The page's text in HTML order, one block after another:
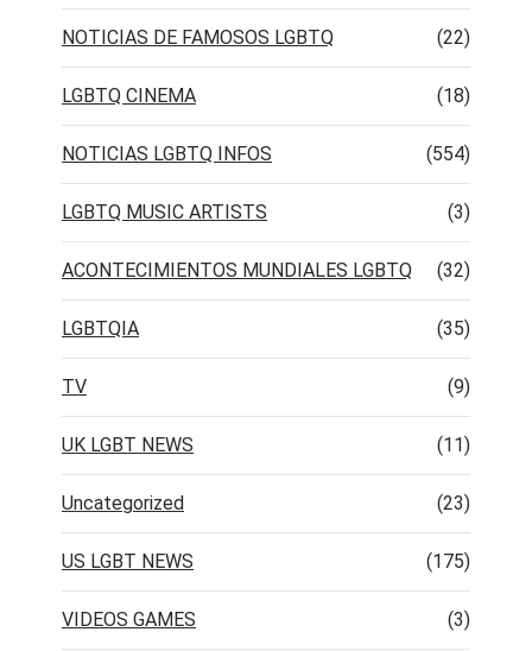
NOTICIAS DE FAMOSOS LGBTQ (22)
LGBTQ CINEMA (18)
NOTICIAS LGBTQ INFOS (554)
LGBTQ MUSIC ARTISTS (3)
ACONTECIMIENTOS MUNDIALES LGBTQ (32)
LGBTQIA (35)
TV (9)
UK LGBT NEWS (11)
Uncategorized (23)
US LGBT NEWS (175)
VIDEOS GAMES (3)